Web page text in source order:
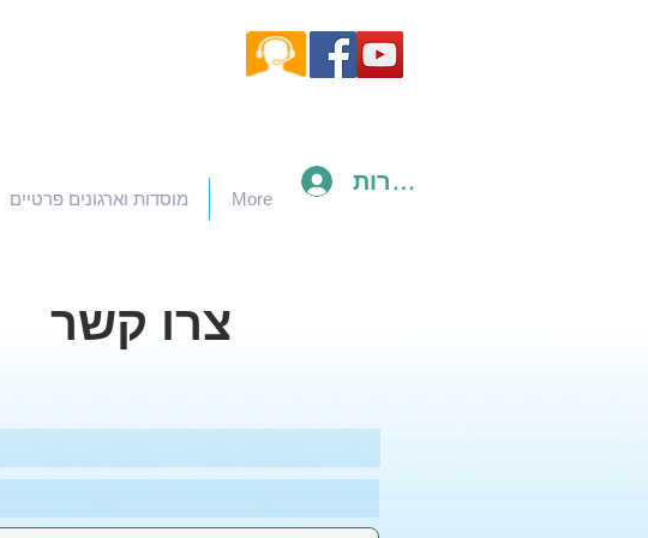
להתחברות
מוסדות וארגונים פרטיים More
צרו קשר